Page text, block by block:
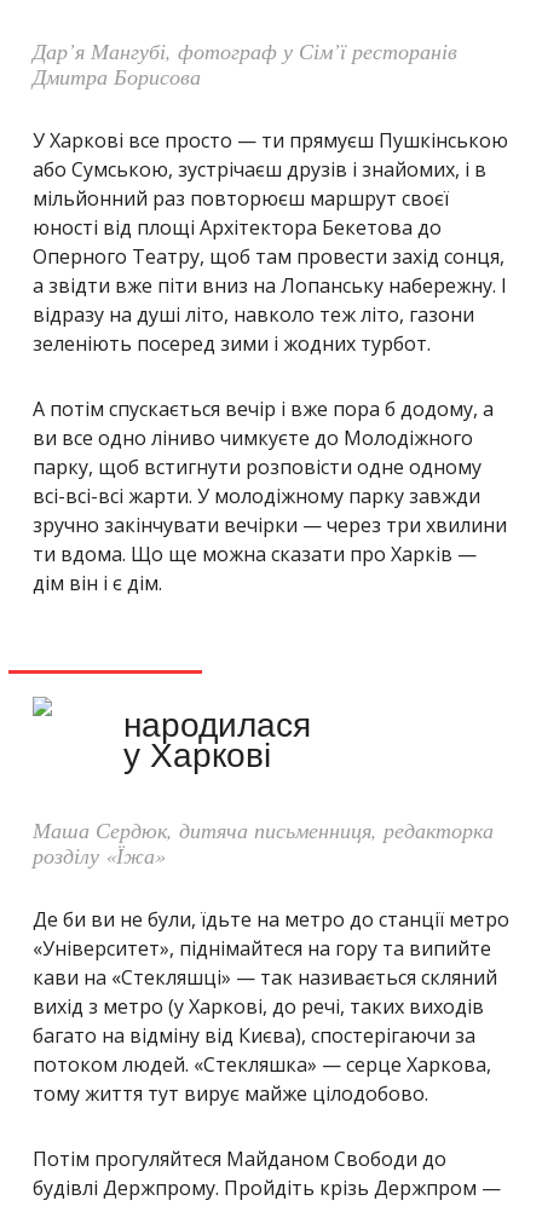
Дар’я Мангубі, фотограф у Сім’ї ресторанів
Дмитра Борисова
У Харкові все просто — ти прямуєш Пушкінською
або Сумською, зустрічаєш друзів і знайомих, і в
мільйонний раз повторюєш маршрут своєї
юності від площі Архітектора Бекетова до
Оперного Театру, щоб там провести захід сонця,
а звідти вже піти вниз на Лопанську набережну. І
відразу на душі літо, навколо теж літо, газони
зеленіють посеред зими і жодних турбот.
А потім спускається вечір і вже пора б додому, а
ви все одно ліниво чимкуєте до Молодіжного
парку, щоб встигнути розповісти одне одному
всі-всі-всі жарти. У молодіжному парку завжди
зручно закінчувати вечірки — через три хвилини
ти вдома. Що ще можна сказати про Харків —
дім він і є дім.
народилася
у Харкові
Маша Сердюк, дитяча письменниця, редакторка
розділу «Їжа»
Де би ви не були, їдьте на метро до станції метро
«Університет», піднімайтеся на гору та випийте
кави на «Стекляшці» — так називається скляний
вихід з метро (у Харкові, до речі, таких виходів
багато на відміну від Києва), спостерігаючи за
потоком людей. «Стекляшка» — серце Харкова,
тому життя тут вирує майже цілодобово.
Потім прогуляйтеся Майданом Свободи до
будівлі Держпрому. Пройдіть крізь Держпром —